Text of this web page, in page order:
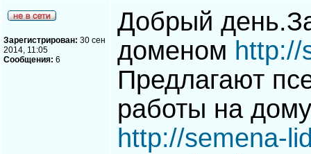
Зарегистрирован: 30 сен
2014, 11:05
Сообщения: 6
Добрый
доменом http://
Предлагают
работы на
http://semena-